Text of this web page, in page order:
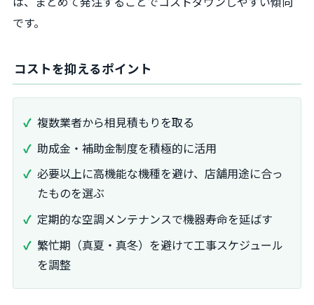
です。
コストを抑えるポイント
複数業者から相見積もりを取る
助成金・補助金制度を積極的に活用
必要以上に高機能な機種を避け、店舗用途に合っ
たものを選ぶ
定期的な空調メンテナンスで機器寿命を延ばす
繁忙期（真夏・真冬）を避けて工事スケジュール
を調整